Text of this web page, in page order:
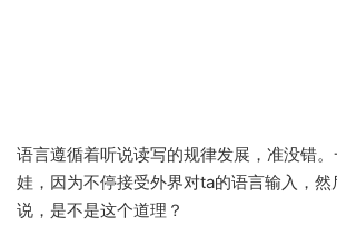
语言遵循着听说读写的规律发展，准没错
娃，因为不停接受外界对ta的语言输入，然
说，是不是这个道理？